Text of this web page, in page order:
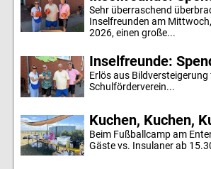
Sehr überraschend
Inselfreunden am
2026, einen große...
Inselfreunde:
Erlös aus Bildversteigerung
Schulförderverein...
Kuchen, Kuchen,
Beim Fußballcamp am
Gäste vs. Insulaner ab